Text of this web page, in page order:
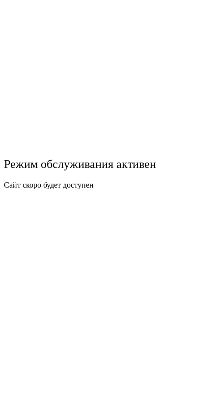
Режим обслуживания активен
Сайт скоро будет доступен